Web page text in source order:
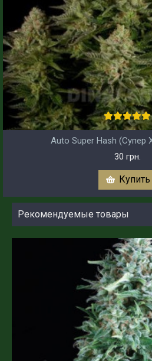
Auto Super Hash (Супер
30 грн.
Купить
Рекомендуемые товары